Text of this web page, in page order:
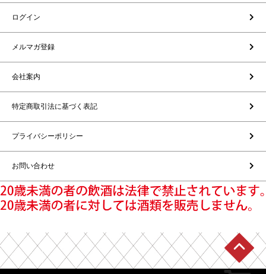
ログイン
メルマガ登録
会社案内
特定商取引法に基づく表記
プライバシーポリシー
お問い合わせ